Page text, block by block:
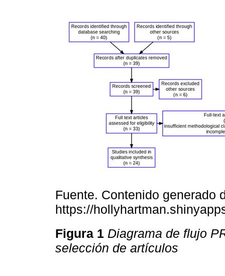
Fuente. Contenido generado
https://
Figura 1 Diagrama de flujo
selección de artículos